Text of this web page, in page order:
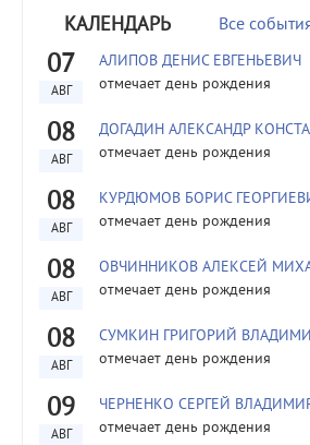
КАЛЕНДАРЬ Все
07
АВГ
АЛИПОВ ДЕНИС ЕВГЕНЬЕВИЧ
отмечает день рождения
08
АВГ
ДОГАДИН АЛЕКСАНДР
отмечает день рождения
08
АВГ
КУРДЮМОВ БОРИС
отмечает день рождения
08
АВГ
ОВЧИННИКОВ АЛЕКСЕЙ
отмечает день рождения
08
АВГ
СУМКИН ГРИГОРИЙ
отмечает день рождения
09
АВГ
ЧЕРНЕНКО СЕРГЕЙ
отмечает день рождения